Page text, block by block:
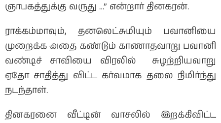
ஞாபகத்துக்கு வருது …” என்றார் தினகரன்.
ராக்கம்மாவும், தனலெட்சுமியும் பவானியை
முறைக்க அதை கண்டும் காணாதவாறு பவானி
வண்டிச் சாவியை விரலில் சுழற்றியவாறு
ஏதோ சாதித்து விட்ட கர்வமாக தலை நிமிர்ந்து
நடந்தாள்.
தினகரனை வீட்டின் வாசலில் இறக்கிவிட்ட